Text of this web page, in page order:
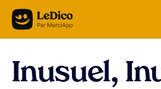
Aller au contenu
Inusuel,